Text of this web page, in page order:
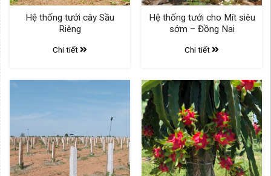
Hệ thống tưới cây Sầu
Riêng
Chi tiết
Hệ thống tưới cho Mít siêu
sớm – Đồng Nai
Chi tiết